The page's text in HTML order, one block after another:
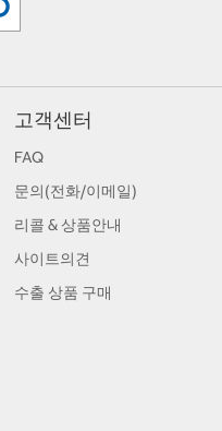
고객센터
FAQ
문의(전화/이메일)
리콜 & 상품안내
사이트의견
수출 상품 구매